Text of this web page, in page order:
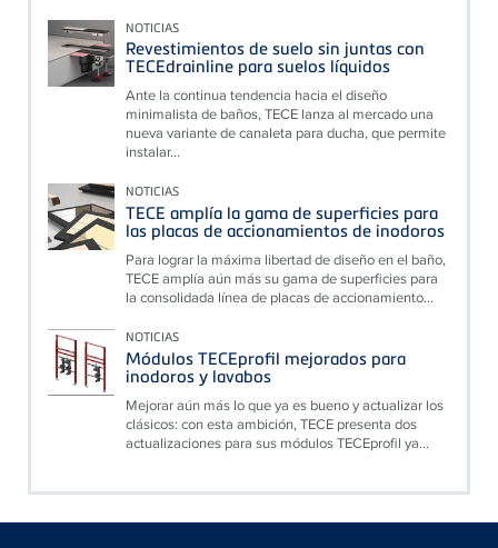
NOTICIAS
Revestimientos de suelo sin juntas con
TECEdrainline para suelos líquidos
Ante la continua tendencia hacia el diseño
minimalista de baños, TECE lanza al mercado una
nueva variante de canaleta para ducha, que permite
instalar...
NOTICIAS
TECE amplía la gama de superficies para
las placas de accionamientos de inodoros
Para lograr la máxima libertad de diseño en el baño,
TECE amplía aún más su gama de superficies para
la consolidada línea de placas de accionamiento...
NOTICIAS
Módulos TECEprofil mejorados para
inodoros y lavabos
Mejorar aún más lo que ya es bueno y actualizar los
clásicos: con esta ambición, TECE presenta dos
actualizaciones para sus módulos TECEprofil ya...